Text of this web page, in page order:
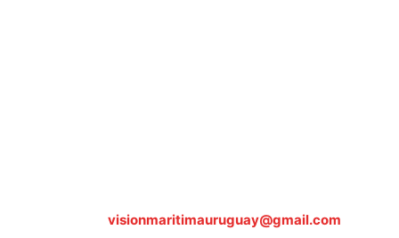
visionmaritimauruguay@gmail.com